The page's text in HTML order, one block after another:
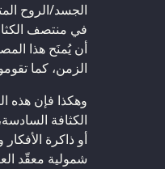
الجسد/الروح
في منتصف
أن يُمنَح هذا
الزمن، كما
وهكذا فإن هذه
الكثافة
أو ذاكرة
شمولية معقّد